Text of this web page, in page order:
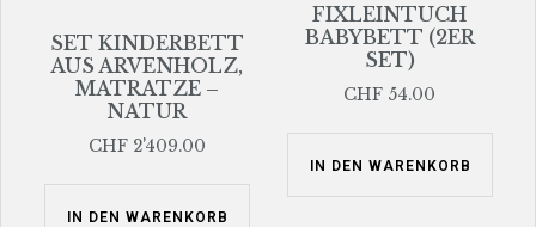
SET KINDERBETT
AUS ARVENHOLZ,
MATRATZE –
NATUR
CHF2'409.00
IN DEN WARENKORB
FIXLEINTUCH
BABYBETT (2ER
SET)
CHF 54.00
IN DEN WARENKORB